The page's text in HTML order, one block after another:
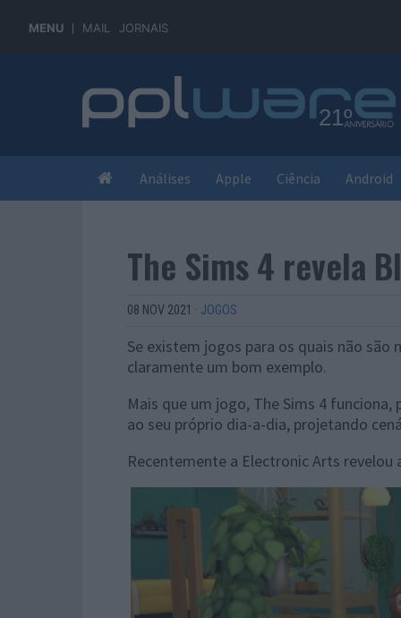
MENU MAIL JORNAIS
Análises Apple Ciência Android
The Sims 4 revela
08 NOV 2021 · JOGOS
Se existem jogos para os quais não são
claramente um bom exemplo.
Mais que um jogo, The Sims 4
ao seu próprio dia-a-dia, projetando
Recentemente a Electronic Arts